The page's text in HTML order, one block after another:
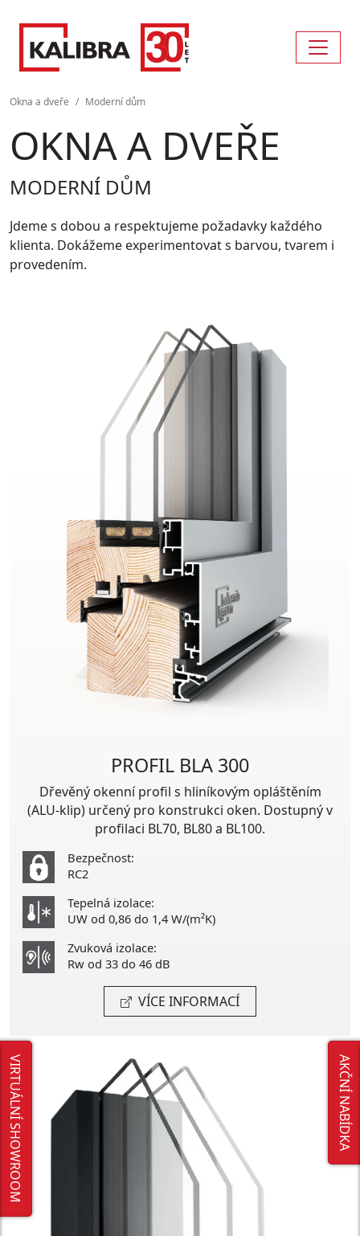
Okna a dveře Moderní dům
VIRTUÁLNÍ SHOWROOM AKČNÍ NABÍDKA
OKNA A DVEŘE
MODERNÍ DŮM
Jdeme s dobou a respektujeme požadavky každého
klienta. Dokážeme experimentovat s barvou, tvarem i
provedením.
PROFIL BLA 300
Dřevěný okenní profil s hliníkovým opláštěním
(ALU-klip) určený pro konstrukci oken. Dostupný v
profilaci BL70, BL80 a BL100.
Bezpečnost:
RC2
Tepelná izolace:
UW od 0,86 do 1,4 W/(m²K)
Zvuková izolace:
Rw od 33 do 46 dB
VÍCE INFORMACÍ